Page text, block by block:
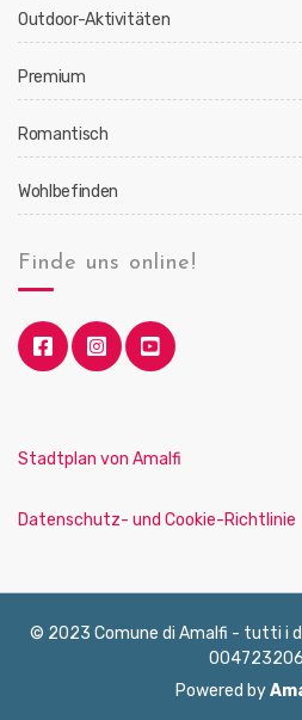
Outdoor-Aktivitäten
Premium
Romantisch
Wohlbefinden
Finde uns online!
Stadtplan von Amalfi
Datenschutz- und Cookie-Richtlinie
© 2023 Comune di Amalfi - tutti i
Powered by